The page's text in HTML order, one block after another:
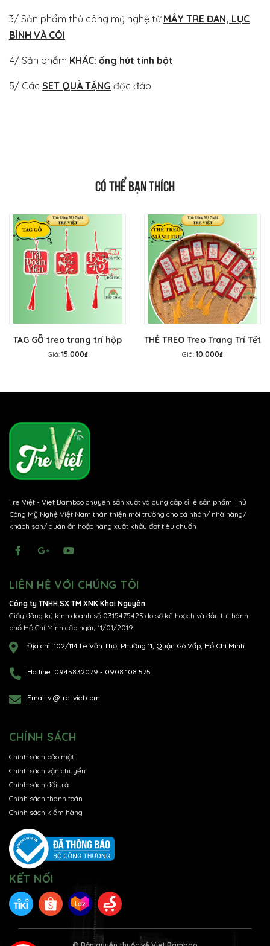
3/ Sản phẩm thủ công mỹ nghệ từ MÂY TRE ĐAN, LỤC
BÌNH VÀ CÓI
4/ Sản phẩm KHÁC: ống hút tinh bột
5/ Các SET QUÀ TẶNG độc đáo
CÓ THỂ BẠN THÍCH
TAG GỖ treo trang trí hộp
quà - THẺ TREO trang trí
Giá:15.000₫
THẺ TREO Treo Trang Trí Tết
- Tag mành tre treo mai
Giá: 10.000₫
Tre Việt - Viet Bamboo chuyên sản xuất và cung cấp sỉ lẻ sản phẩm Thủ
Công Mỹ Nghệ Việt Nam thân thiện môi trường cho cá nhân/ nhà hàng/
khách sạn/ quán ăn hoặc hàng xuất khẩu đạt tiêu chuẩn
LIÊN HỆ VỚI CHÚNG TÔI
Công ty TNHH SX TM XNK Khai Nguyên
Giấy đăng ký kinh doanh số 0315475423 do sở kế hoạch và đầu tư thành
phố Hồ Chí Minh cấp ngày 11/01/2019
Địa chỉ: 102/114 Lê Văn Thọ, Phường 11, Quận Gò Vấp, Hồ Chí Minh
Hotline: 0945832079 - 0908 108 575
Email vi@tre-viet.com
CHÍNH SÁCH
Chính sách bảo mật
Chính sách vận chuyển
Chính sách đổi trả
Chính sách thanh toán
Chính sách kiểm hàng
KẾT NỐI